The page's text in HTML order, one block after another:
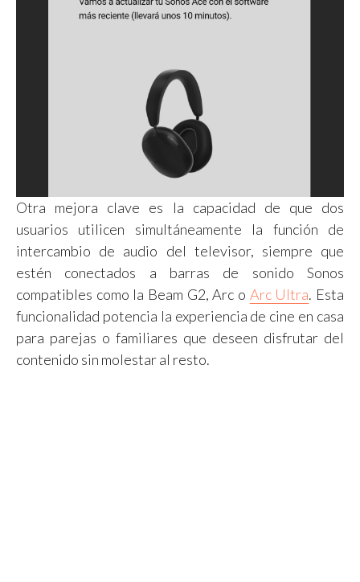
Otra mejora clave es la capacidad de que dos
usuarios utilicen simultáneamente la función de
intercambio de audio del televisor, siempre que
estén conectados a barras de sonido Sonos
compatibles como la Beam G2, Arc o Arc Ultra. Esta
funcionalidad potencia la experiencia de cine en casa
para parejas o familiares que deseen disfrutar del
contenido sin molestar al resto.